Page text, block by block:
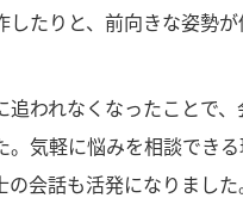
たりと、前向きな姿勢が
追われなくなったことで、
。気軽に悩みを相談でき
の会話も活発になりまし